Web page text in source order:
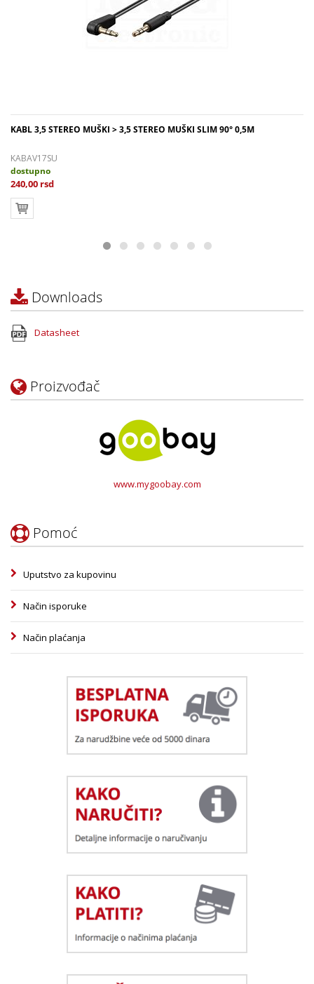
KABL 3,5 STEREO MUŠKI > 3,5 STEREO MUŠKI SLIM 90° 0,5M
KABAV17SU
dostupno
240,00 rsd
Downloads
Datasheet
Proizvođač
www.mygoobay.com
Pomoć
Uputstvo za kupovinu
Način isporuke
Način plaćanja